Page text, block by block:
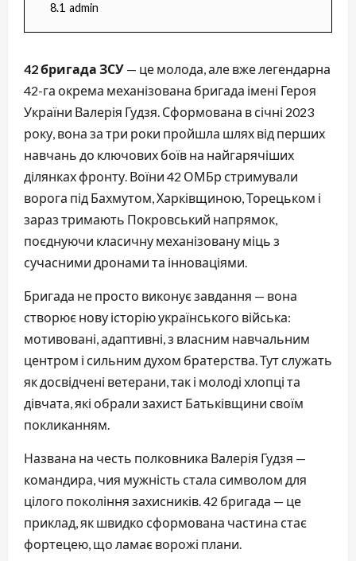
8.1 admin
42 бригада ЗСУ — це молода, але вже легендарна
42-га окрема механізована бригада імені Героя
України Валерія Гудзя. Сформована в січні 2023
року, вона за три роки пройшла шлях від перших
навчань до ключових боїв на найгарячіших
ділянках фронту. Воїни 42 ОМБр стримували
ворога під Бахмутом, Харківщиною, Торецьком і
зараз тримають Покровський напрямок,
поєднуючи класичну механізовану міць з
сучасними дронами та інноваціями.
Бригада не просто виконує завдання — вона
створює нову історію українського війська:
мотивовані, адаптивні, з власним навчальним
центром і сильним духом братерства. Тут служать
як досвідчені ветерани, так і молоді хлопці та
дівчата, які обрали захист Батьківщини своїм
покликанням.
Названа на честь полковника Валерія Гудзя —
командира, чия мужність стала символом для
цілого покоління захисників. 42 бригада — це
приклад, як швидко сформована частина стає
фортецею, що ламає ворожі плани.